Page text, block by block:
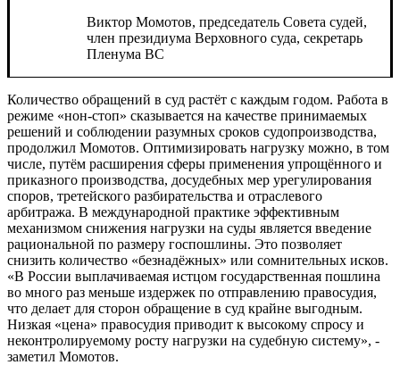
Виктор Момотов, председатель Совета судей,
член президиума Верховного суда, секретарь
Пленума ВС
Количество обращений в суд растёт с каждым годом. Работа в
режиме «нон-стоп» сказывается на качестве принимаемых
решений и соблюдении разумных сроков судопроизводства,
продолжил Момотов. Оптимизировать нагрузку можно, в том
числе, путём расширения сферы применения упрощённого и
приказного производства, досудебных мер урегулирования
споров, третейского разбирательства и отраслевого
арбитража. В международной практике эффективным
механизмом снижения нагрузки на суды является введение
рациональной по размеру госпошлины. Это позволяет
снизить количество «безнадёжных» или сомнительных исков.
«В России выплачиваемая истцом государственная пошлина
во много раз меньше издержек по отправлению правосудия,
что делает для сторон обращение в суд крайне выгодным.
Низкая «цена» правосудия приводит к высокому спросу и
неконтролируемому росту нагрузки на судебную систему», -
заметил Момотов.